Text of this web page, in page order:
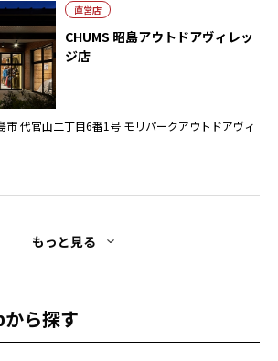
直営店
CHUMS 昭島アウトドアヴィレッ
ジ店
市 代官山二丁目6番1号 モリパークアウトドアヴィ
もっと見る
ら探す